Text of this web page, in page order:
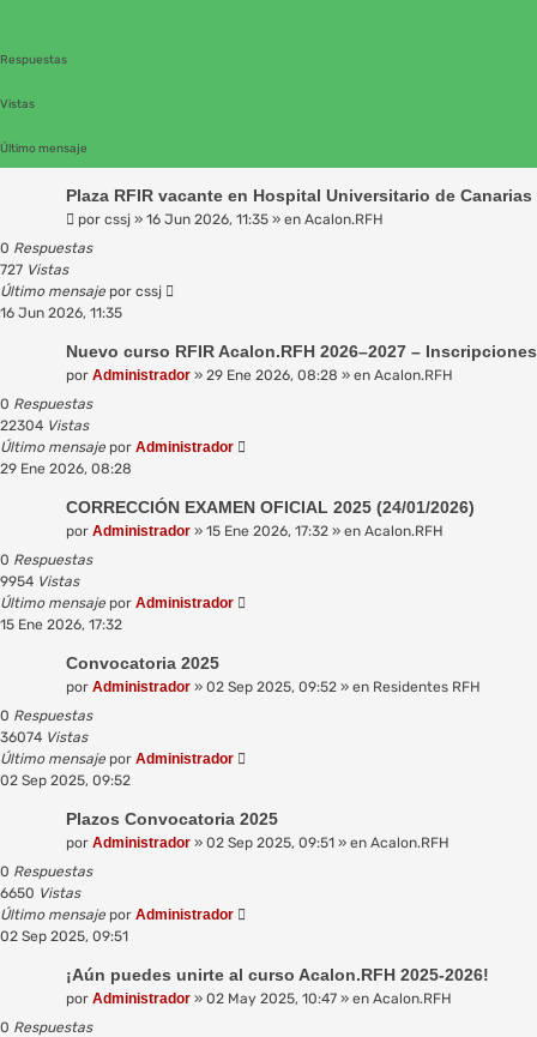
v
d
a
Respuestas
Vistas
Último mensaje
Plaza RFIR vacante en Hospital Universitario de Canarias
por cssj » 16 Jun 2026, 11:35 » en Acalon.RFH
0 Respuestas
727 Vistas
Último mensaje por cssj
16 Jun 2026, 11:35
Nuevo curso RFIR Acalon.RFH 2026–2027 –
por Administrador » 29 Ene 2026, 08:28 » en Acalon.RFH
0 Respuestas
22304 Vistas
Último mensaje por Administrador
29 Ene 2026, 08:28
CORRECCIÓN EXAMEN OFICIAL 2025 (24/01/2026)
por Administrador » 15 Ene 2026, 17:32 » en Acalon.RFH
0 Respuestas
9954 Vistas
Último mensaje por Administrador
15 Ene 2026, 17:32
Convocatoria 2025
por Administrador » 02 Sep 2025, 09:52 » en Residentes RFH
0 Respuestas
36074 Vistas
Último mensaje por Administrador
02 Sep 2025, 09:52
Plazos Convocatoria 2025
por Administrador » 02 Sep 2025, 09:51 » en Acalon.RFH
0 Respuestas
6650 Vistas
Último mensaje por Administrador
02 Sep 2025, 09:51
¡Aún puedes unirte al curso Acalon.RFH 2025-2026!
por Administrador » 02 May 2025, 10:47 » en Acalon.RFH
0 Respuestas